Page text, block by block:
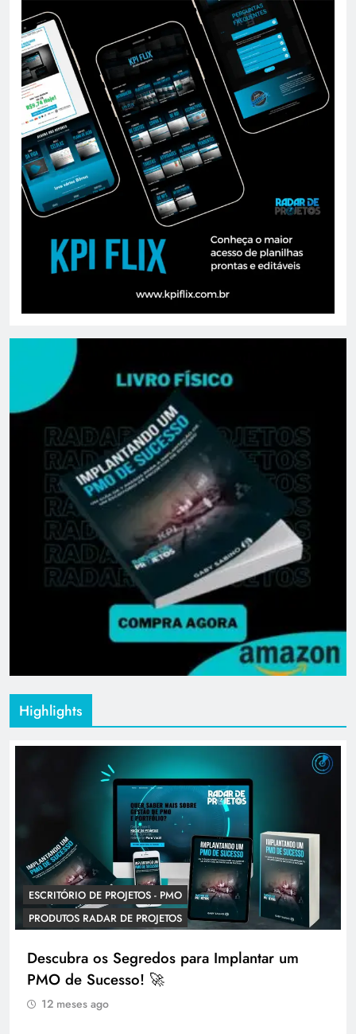
Highlights
ESCRITÓRIO DE PROJETOS - PMO
PRODUTOS RADAR DE PROJETOS
Descubra os Segredos para Implantar um
PMO de Sucesso! 🚀
12 meses ago